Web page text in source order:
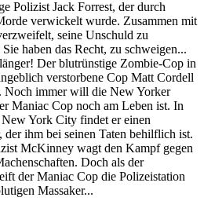
Polizist Jack Forrest, der durch
verwickelt wurde. Zusammen mit
seine Unschuld zu
haben das Recht, zu schweigen...
Der blutrünstige Zombie-Cop in
verstorbene Cop Matt Cordell
Noch immer will die New Yorker
Maniac Cop noch am Leben ist. In
York City findet er einen
der ihm bei seinen Taten behilflich ist.
McKinney wagt den Kampf gegen
Doch als der
der Maniac Cop die Polizeistation
Massaker...